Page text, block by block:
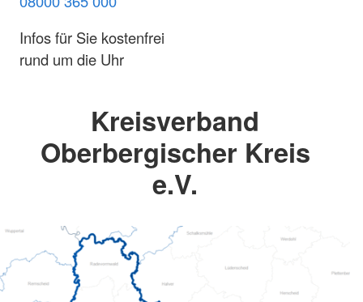
Infos für Sie kostenfrei
rund um die Uhr
Kreisverband
Oberbergischer Kreis
e.V.